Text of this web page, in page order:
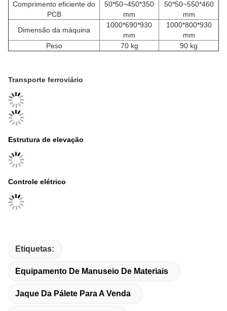
Comprimento eficiente do
PCB
50*50~450*350
mm
50*50~550*460
mm
Dimensão da máquina
1000*690*930
mm
1000*800*930
mm
Peso
70 kg 90 kg
Transporte ferroviário
Estrutura de elevação
Controle elétrico
Etiquetas:
Equipamento De Manuseio De Materiais
Jaque Da Pálete Para A Venda